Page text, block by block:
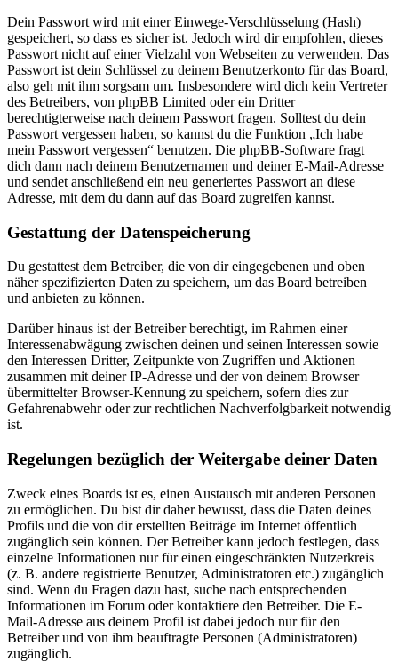
Dein Passwort wird mit einer Einwege-Verschlüsselung (Hash)
gespeichert, so dass es sicher ist. Jedoch wird dir empfohlen, dieses
Passwort nicht auf einer Vielzahl von Webseiten zu verwenden. Das
Passwort ist dein Schlüssel zu deinem Benutzerkonto für das Board,
also geh mit ihm sorgsam um. Insbesondere wird dich kein Vertreter
des Betreibers, von phpBB Limited oder ein Dritter
berechtigterweise nach deinem Passwort fragen. Solltest du dein
Passwort vergessen haben, so kannst du die Funktion „Ich habe
mein Passwort vergessen“ benutzen. Die phpBB-Software fragt
dich dann nach deinem Benutzernamen und deiner E-Mail-Adresse
und sendet anschließend ein neu generiertes Passwort an diese
Adresse, mit dem du dann auf das Board zugreifen kannst.
Gestattung der Datenspeicherung
Du gestattest dem Betreiber, die von dir eingegebenen und oben
näher spezifizierten Daten zu speichern, um das Board betreiben
und anbieten zu können.
Darüber hinaus ist der Betreiber berechtigt, im Rahmen einer
Interessenabwägung zwischen deinen und seinen Interessen sowie
den Interessen Dritter, Zeitpunkte von Zugriffen und Aktionen
zusammen mit deiner IP-Adresse und der von deinem Browser
übermittelter Browser-Kennung zu speichern, sofern dies zur
Gefahrenabwehr oder zur rechtlichen Nachverfolgbarkeit notwendig
ist.
Regelungen bezüglich der Weitergabe deiner Daten
Zweck eines Boards ist es, einen Austausch mit anderen Personen
zu ermöglichen. Du bist dir daher bewusst, dass die Daten deines
Profils und die von dir erstellten Beiträge im Internet öffentlich
zugänglich sein können. Der Betreiber kann jedoch festlegen, dass
einzelne Informationen nur für einen eingeschränkten Nutzerkreis
(z. B. andere registrierte Benutzer, Administratoren etc.) zugänglich
sind. Wenn du Fragen dazu hast, suche nach entsprechenden
Informationen im Forum oder kontaktiere den Betreiber. Die E-
Mail-Adresse aus deinem Profil ist dabei jedoch nur für den
Betreiber und von ihm beauftragte Personen (Administratoren)
zugänglich.